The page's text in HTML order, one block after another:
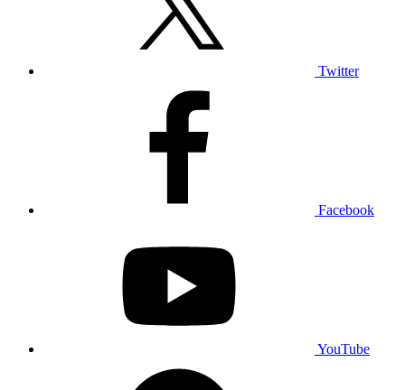
Twitter
Facebook
YouTube